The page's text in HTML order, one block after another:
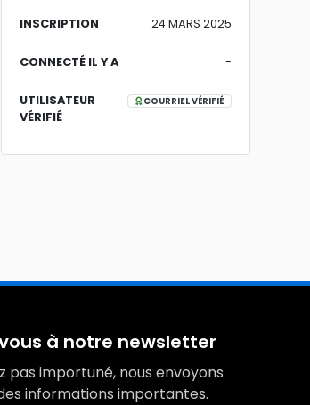
INSCRIPTION 24 MARS 2025
CONNECTÉ IL Y A -
UTILISATEUR
VÉRIFIÉ
COURRIEL VÉRIFIÉ
à notre newsletter
pas importuné, nous envoyons
informations importantes.